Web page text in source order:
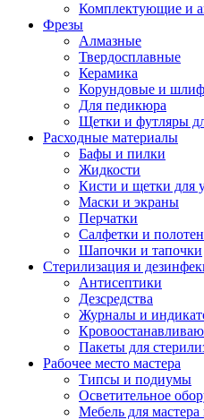
Комплектующие и
Фрезы
Алмазные
Твердосплавные
Керамика
Корундовые и
Для педикюра
Щетки и футляры
Расходные материалы
Бафы и пилки
Жидкости
Кисти и щетки для
Маски и экраны
Перчатки
Салфетки и
Шапочки и тапочки
Стерилизация и
Антисептики
Дезсредства
Журналы и
Пакеты для
Рабочее место мастера
Типсы и подиумы
Осветительное
Мебель для мастера